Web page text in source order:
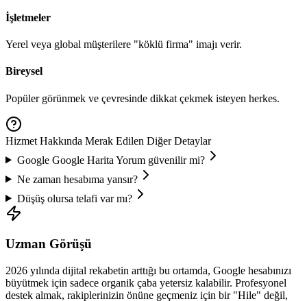
İşletmeler
Yerel veya global müşterilere "köklü firma" imajı verir.
Bireysel
Popüler görünmek ve çevresinde dikkat çekmek isteyen herkes.
Hizmet Hakkında Merak Edilen Diğer Detaylar
Google Google Harita Yorumgüvenilir mi?
Ne zaman hesabıma yansır?
Düşüş olursa telafi var mı?
Uzman Görüşü
2026 yılında dijital rekabetin arttığı bu ortamda, Google hesabınızı
büyütmek için sadece organik çaba yetersiz kalabilir. Profesyonel
destek almak, rakiplerinizin önüne geçmeniz için bir "Hile" değil,